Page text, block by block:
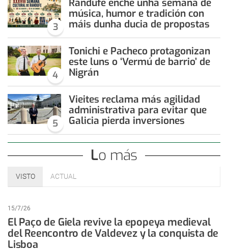
3
Randufe enche unha semana de
música, humor e tradición con
máis dunha ducia de propostas
4
Tonichi e Pacheco protagonizan
este luns o ‘Vermú de barrio’ de
Nigrán
5
Vieites reclama más agilidad
administrativa para evitar que
Galicia pierda inversiones
Lo más
VISTO ACTUAL
15/7/26
El Paço de Giela revive la epopeya medieval
del Reencontro de Valdevez y la conquista de
Lisboa